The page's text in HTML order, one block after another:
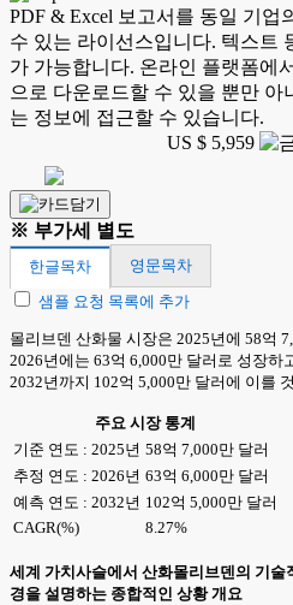
PDF & Excel 보고서를 동일 기업
수 있는 라이선스입니다. 텍스트
가 가능합니다. 온라인 플랫폼에
으로 다운로드할 수 있을 뿐만 아
는 정보에 접근할 수 있습니다.
US $ 5,959
※ 부가세 별도
한글목차
영문목차
샘플 요청 목록에 추가
몰리브덴 산화물 시장은 2025년에 58억
2026년에는 63억 6,000만 달러로 성장하
2032년까지 102억 5,000만 달러에 이를
주요 시장 통계
기준 연도 : 2025년 58억 7,000만 달러
추정 연도 : 2026년 63억 6,000만 달러
예측 연도 : 2032년 102억 5,000만 달러
CAGR(%)
8.27%
세계 가치사슬에서 산화몰리브덴의 기술
경을 설명하는 종합적인 상황 개요